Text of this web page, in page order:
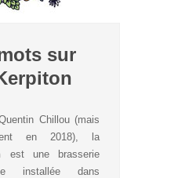
sur
Chillou (mais
en 2018), la
est une brasserie
installée dans